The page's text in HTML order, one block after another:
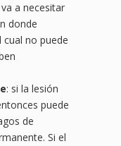
a necesitar
donde
no puede
: si la lesión
puede
de
Si el